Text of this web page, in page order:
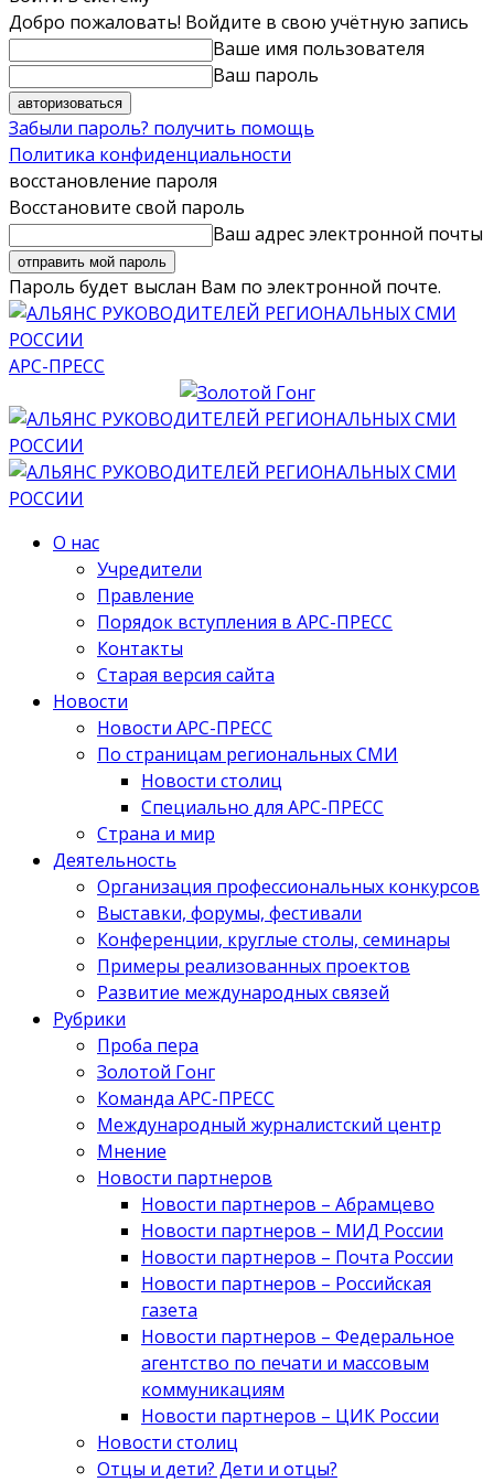
Добро пожаловать! Войдите в свою учётную запись
Ваше имя пользователя
Ваш пароль
Забыли пароль? получить помощь
Политика конфиденциальности
восстановление пароля
Восстановите свой пароль
Ваш адрес электронной почты
Пароль будет выслан Вам по электронной почте.
АРС-ПРЕСС
О нас
Учредители
Правление
Порядок вступления в АРС-ПРЕСС
Контакты
Старая версия сайта
Новости
Новости АРС-ПРЕСС
По страницам региональных СМИ
Новости столиц
Специально для АРС-ПРЕСС
Страна и мир
Деятельность
Организация профессиональных конкурсов
Выставки, форумы, фестивали
Конференции, круглые столы, семинары
Примеры реализованных проектов
Развитие международных связей
Рубрики
Проба пера
Золотой Гонг
Команда АРС-ПРЕСС
Международный журналистский центр
Мнение
Новости партнеров
Новости партнеров – Абрамцево
Новости партнеров – МИД России
Новости партнеров – Почта России
Новости партнеров – Российская
газета
Новости партнеров – Федеральное
агентство по печати и массовым
коммуникациям
Новости партнеров – ЦИК России
Новости столиц
Отцы и дети? Дети и отцы?